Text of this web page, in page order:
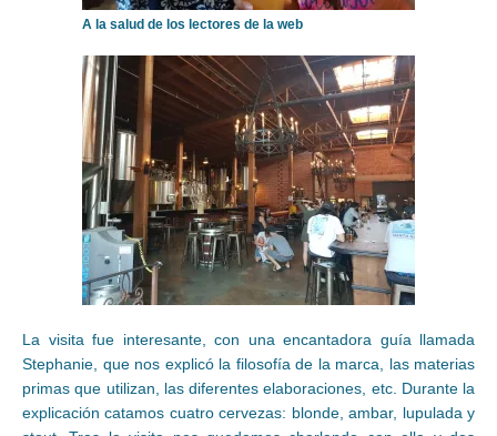
A la salud de los lectores de la web
La visita fue interesante, con una encantadora guía llamada
Stephanie, que nos explicó la filosofía de la marca, las materias
primas que utilizan, las diferentes elaboraciones, etc. Durante la
explicación catamos cuatro cervezas: blonde, ambar, lupulada y